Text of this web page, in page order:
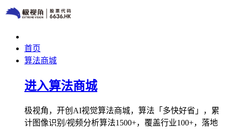
首页
算法商城
进入算法商城
极视角，开创AI视觉算法商城，算法「多快好省」，累
计图像识别/视频分析算法1500+，覆盖行业100+，落地